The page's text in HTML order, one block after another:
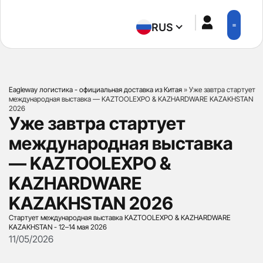
RUS
Eagleway логистика - официальная доставка из Китая » Уже завтра стартует
международная выставка — KAZTOOLEXPO & KAZHARDWARE KAZAKHSTAN
2026
Уже завтра стартует
международная выставка
— KAZTOOLEXPO &
KAZHARDWARE
KAZAKHSTAN 2026
Стартует международная выставка KAZTOOLEXPO & KAZHARDWARE
KAZAKHSTAN - 12–14 мая 2026
11/05/2026